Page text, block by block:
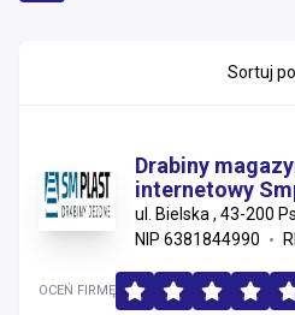
Sortuj
Drabiny
internetowy
ul. Bielska , 43-200
NIP 6381844990
OCEŃ FIRMĘ